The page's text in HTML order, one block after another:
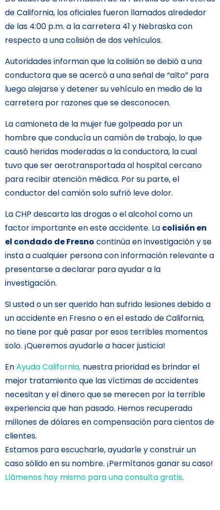
de California, los oficiales fueron llamados alrededor
de las 4:00 p.m. a la carretera 41 y Nebraska con
respecto a una colisión de dos vehículos.
Autoridades informan que la colisión se debió a una
conductora que se acercó a una señal de “alto” para
luego alejarse y detener su vehículo en medio de la
carretera por razones que se desconocen.
La camioneta de la mujer fue golpeada por un
hombre que conducía un camión de trabajo, lo que
causó heridas moderadas a la conductora, la cual
tuvo que ser aerotransportada al hospital cercano
para recibir atención médica. Por su parte, el
conductor del camión solo sufrió leve dolor.
La CHP descarta las drogas o el alcohol como un
factor importante en este accidente. La colisión en
el condado de Fresno continúa en investigación y se
insta a cualquier persona con información relevante a
presentarse a declarar para ayudar a la
investigación.
Si usted o un ser querido han sufrido lesiones debido a
un accidente en Fresno o en el estado de California,
no tiene por qué pasar por esos terribles momentos
solo. ¡Queremos ayudarle a hacer justicia!
EnAyuda California, nuestra prioridad es brindar el
mejor tratamiento que las víctimas de accidentes
necesitan y el dinero que se merecen por la terrible
experiencia que han pasado. Hemos recuperado
millones de dólares en compensación para cientos de
clientes.
Estamos para escucharle, ayudarle y construir un
caso sólido en su nombre. ¡Permítanos ganar su caso!
Llámenos hoy mismo para una consulta gratis.